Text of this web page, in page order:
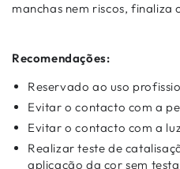
manchas nem riscos, finaliza
Recomendações:
Reservado ao uso
Evitar o contacto com a
Evitar o contacto com a
Realizar teste de
aplicação da cor sem